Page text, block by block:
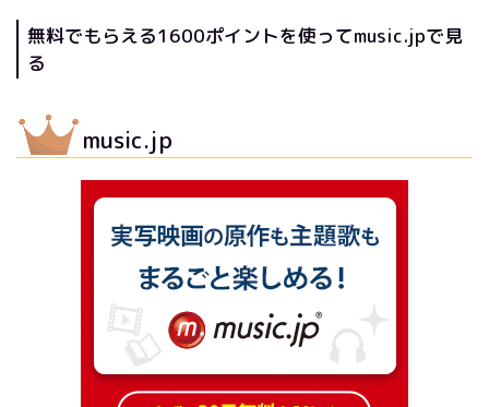
無料でもらえる1600ポイントを使ってmusic.jpで見
る
music.jp